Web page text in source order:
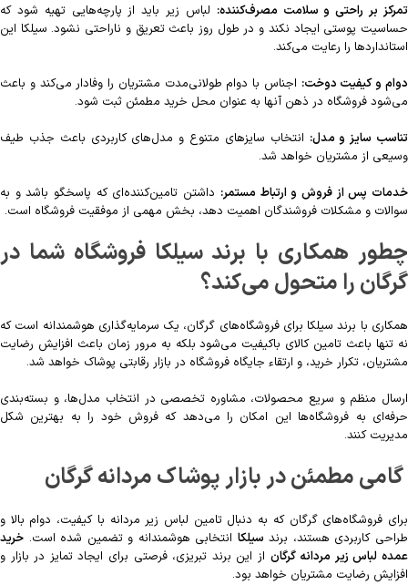
تمرکز بر راحتی و سلامت مصرف‌کننده: لباس زیر باید از پارچه‌هایی تهیه شود که
حساسیت پوستی ایجاد نکند و در طول روز باعث تعریق و ناراحتی نشود. سیلکا این
استانداردها را رعایت می‌کند.
دوام و کیفیت دوخت: اجناس با دوام طولانی‌مدت مشتریان را وفادار می‌کند و باعث
می‌شود فروشگاه در ذهن آنها به عنوان محل خرید مطمئن ثبت شود.
تناسب سایز و مدل: انتخاب سایزهای متنوع و مدل‌های کاربردی باعث جذب طیف
وسیعی از مشتریان خواهد شد.
خدمات پس از فروش و ارتباط مستمر: داشتن تامین‌کننده‌ای که پاسخگو باشد و به
سوالات و مشکلات فروشندگان اهمیت دهد، بخش مهمی از موفقیت فروشگاه است.
چطور همکاری با برند سیلکا فروشگاه شما در
گرگان را متحول می‌کند؟
همکاری با برند سیلکا برای فروشگاه‌های گرگان، یک سرمایه‌گذاری هوشمندانه است که
نه تنها باعث تامین کالای باکیفیت می‌شود بلکه به مرور زمان باعث افزایش رضایت
مشتریان، تکرار خرید، و ارتقاء جایگاه فروشگاه در بازار رقابتی پوشاک خواهد شد.
ارسال منظم و سریع محصولات، مشاوره تخصصی در انتخاب مدل‌ها، و بسته‌بندی
حرفه‌ای به فروشگاه‌ها این امکان را می‌دهد که فروش خود را به بهترین شکل
مدیریت کنند.
گامی مطمئن در بازار پوشاک مردانه گرگان
برای فروشگاه‌های گرگان که به دنبال تامین لباس زیر مردانه با کیفیت، دوام بالا و
طراحی کاربردی هستند، برند سیلکا انتخابی هوشمندانه و تضمین شده است. خرید
عمده لباس زیر مردانه گرگان از این برند تبریزی، فرصتی برای ایجاد تمایز در بازار و
افزایش رضایت مشتریان خواهد بود.